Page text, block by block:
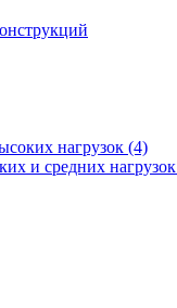
нагрузок (4)
и средних нагрузок